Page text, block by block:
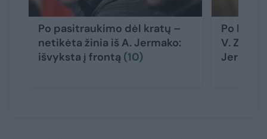
Po pasitraukimo dėl kratų –
netikėta žinia iš A. Jermako:
išvyksta į frontą (10)
Po
V.